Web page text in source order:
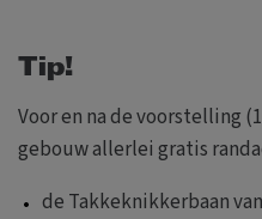
Tip!
Voor en na de voorstelling
gebouw allerlei gratis
de Takkeknikkerbaan van